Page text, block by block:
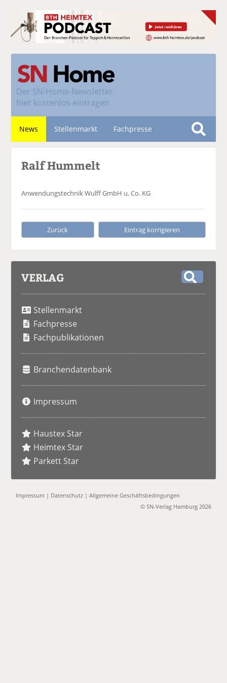
Der SN-Home-Newsletter
hier kostenlos eintragen
News Stellenmarkt Fachpresse
S
Ralf Hummelt
AnwendungstechnikWulff GmbH u. Co. KG
Zurück Eintrag korrigieren
VERLAG
Stellenmarkt
Fachpresse
Fachpublikationen
Branchendatenbank
Impressum
Haustex Star
Heimtex Star
Parkett Star
Impressum | Datenschutz |Allgemeine Geschäftsbedingungen
© SN-Verlag Hamburg 2026